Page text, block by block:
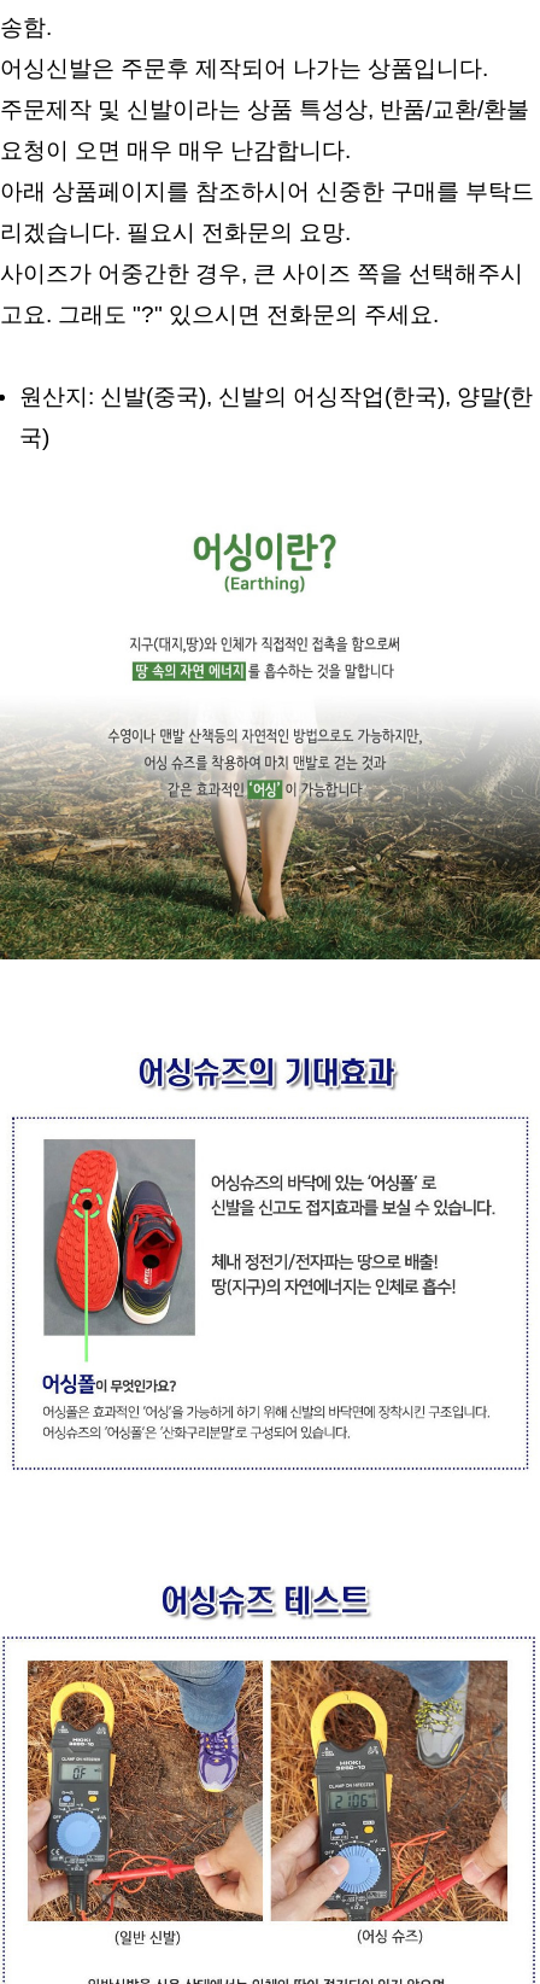
송함.
어싱신발은 주문후 제작되어 나가는 상품입니다.
주문제작 및 신발이라는 상품 특성상, 반품/교환/환불
요청이 오면 매우 매우 난감합니다.
아래 상품페이지를 참조하시어 신중한 구매를 부탁드
리겠습니다. 필요시 전화문의 요망.
사이즈가 어중간한 경우, 큰 사이즈 쪽을 선택해주시
고요. 그래도 "?" 있으시면 전화문의 주세요.
원산지: 신발(중국), 신발의 어싱작업(한국), 양말(한
국)